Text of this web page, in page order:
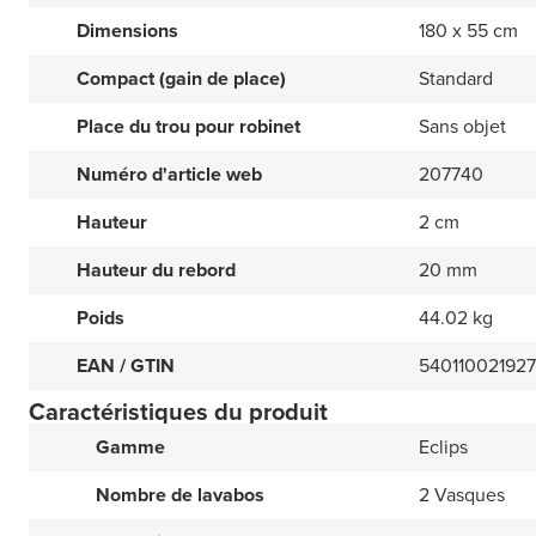
Dimensions
180 x 55 cm
Compact (gain de place)
Standard
Place du trou pour robinet
Sans objet
Numéro d'article web
207740
Hauteur
2 cm
Hauteur du rebord
20 mm
Poids
44.02 kg
EAN / GTIN
Caractéristiques du produit
Gamme
Eclips
Nombre de lavabos
2 Vasques